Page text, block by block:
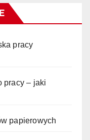
pracy
pracy – jaki
papierowych